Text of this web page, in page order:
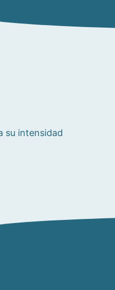
su intensidad